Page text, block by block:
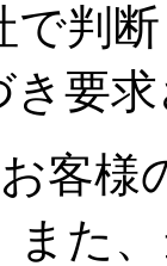
で判
き要
客様
また